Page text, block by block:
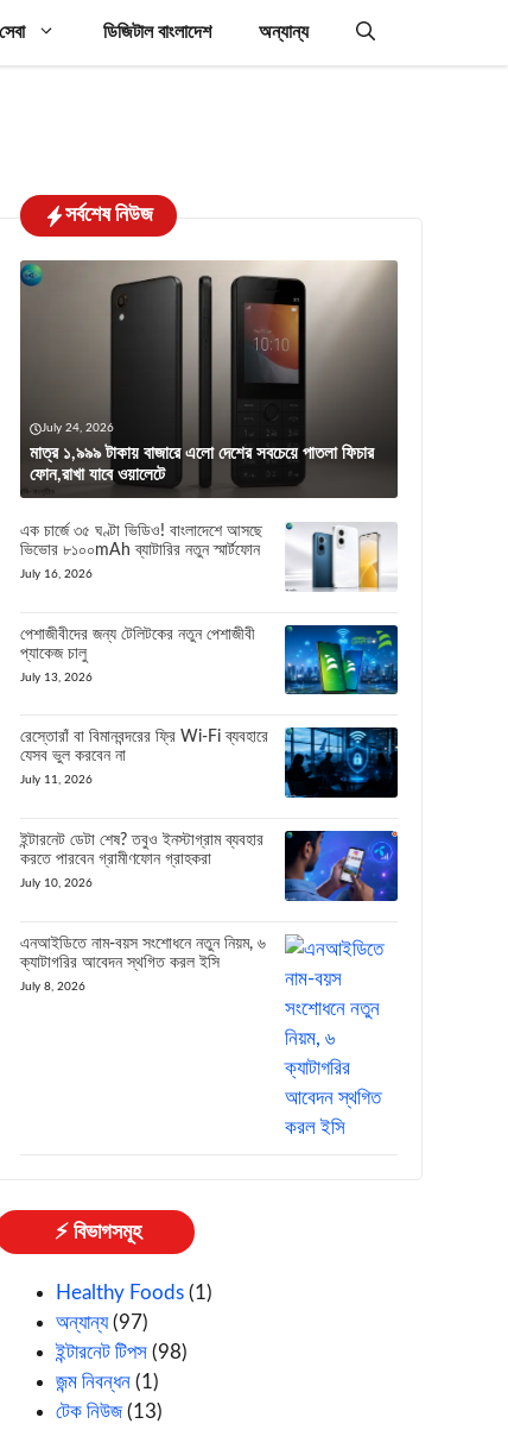
ডিজিটাল বাংলাদেশ অন্যান্য
সর্বশেষ নিউজ
July 24, 2026
মাত্র ১,৯৯৯ টাকায় বাজারে এলো দেশের সবচেয়ে পাতলা ফিচার
ফোন,রাখা যাবে ওয়ালেটে
এক চার্জে ৩৫ ঘণ্টা ভিডিও! বাংলাদেশে আসছে
ভিভোর ৮১০০mAh ব্যাটারির নতুন স্মার্টফোন
July 16, 2026
পেশাজীবীদের জন্য টেলিটকের নতুন পেশাজীবী
প্যাকেজ চালু
July 13, 2026
রেস্তোরাঁ বা বিমানবন্দরের ফ্রি Wi-Fi ব্যবহারে
যেসব ভুল করবেন না
July 11, 2026
ইন্টারনেট ডেটা শেষ? তবুও ইনস্টাগ্রাম ব্যবহার
করতে পারবেন গ্রামীণফোন গ্রাহকরা
July 10, 2026
এনআইডিতে নাম-বয়স সংশোধনে নতুন নিয়ম, ৬
ক্যাটাগরির আবেদন স্থগিত করল ইসি
July 8, 2026
⚡ বিভাগসমূহ
Healthy Foods (1)
অন্যান্য(97)
ইন্টারনেট টিপস (98)
জন্ম নিবন্ধন (1)
টেক নিউজ(13)